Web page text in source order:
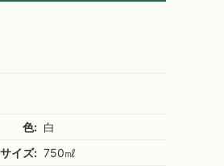
色: 白
サイズ: 750㎖